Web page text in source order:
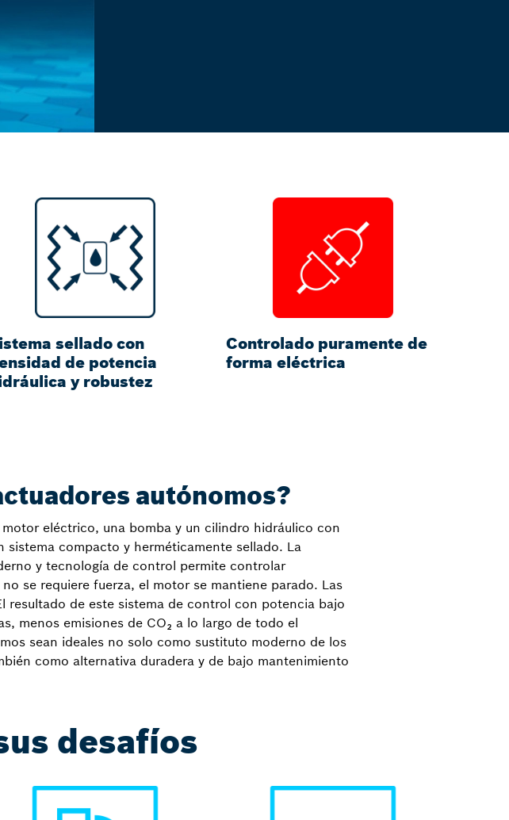
sellado con
de potencia
y robustez
Controlado puramente de
forma eléctrica
autónomos?
eléctrico, una bomba y un cilindro hidráulico con
compacto y herméticamente sellado. La
y tecnología de control permite controlar
se requiere fuerza, el motor se mantiene parado. Las
resultado de este sistema de control con potencia bajo
menos emisiones de CO₂ a lo largo de todo el
sean ideales no solo como sustituto moderno de los
como alternativa duradera y de bajo mantenimiento
desafíos